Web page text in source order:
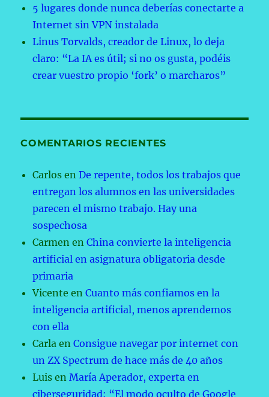
5 lugares donde nunca deberías conectarte a
Internet sin VPN instalada
Linus Torvalds, creador de Linux, lo deja
claro: “La IA es útil; si no os gusta, podéis
crear vuestro propio ‘fork’ o marcharos”
COMENTARIOS RECIENTES
Carlos enDe repente, todos los trabajos que
entregan los alumnos en las universidades
parecen el mismo trabajo. Hay una
sospechosa
Carmen enChina convierte la inteligencia
artificial en asignatura obligatoria desde
primaria
Vicente enCuanto más confiamos en la
inteligencia artificial, menos aprendemos
con ella
Carla enConsigue navegar por internet con
un ZX Spectrum de hace más de 40 años
Luis enMaría Aperador, experta en
ciberseguridad: “El modo oculto de Google